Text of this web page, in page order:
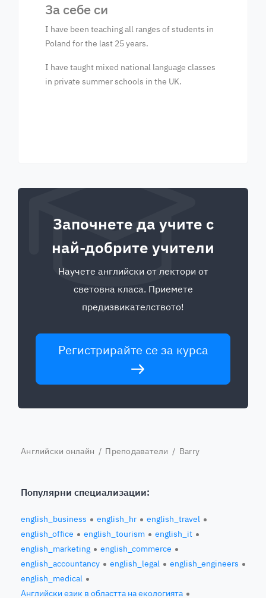
За себе си
I have been teaching all ranges of students in
Poland for the last 25 years.
I have taught mixed national language classes
in private summer schools in the UK.
Започнете да учите с
най-добрите учители
Научете английски от лектори от
световна класа. Приемете
предизвикателството!
Регистрирайте се за курса
Английски онлайн / Преподаватели / Barry
Популярни специализации:
english_business english_hr
english_travel
english_office
english_tourism
english_it
english_marketing
english_commerce
english_accountancy
english_legal
english_engineers
english_medical
Английски език в областта на екологията